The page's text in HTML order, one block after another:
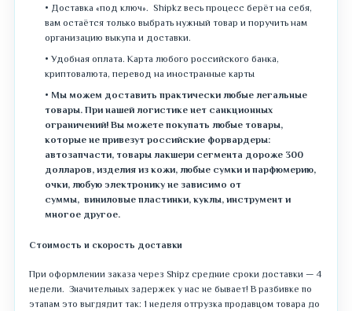
Доставка «под ключ». Shipkz весь процесс берёт на себя,
вам остаётся только выбрать нужный товар и поручить нам
организацию выкупа и доставки.
Удобная оплата. Карта любого российского банка,
криптовалюта, перевод на иностранные карты
Мы можем доставить практически любые легальные
товары. При нашей логистике нет санкционных
ограничений! Вы можете покупать любые товары,
которые не привезут российские форвардеры:
автозапчасти, товары лакшери сегмента дороже 300
долларов, изделия из кожи, любые сумки и парфюмерию,
очки, любую электронику не зависимо от
суммы, виниловые пластинки, куклы, инструмент и
многое другое.
Стоимость и скорость доставки
При оформлении заказа через Shipz средние сроки доставки — 4
недели. Значительных задержек у нас не бывает! В разбивке по
этапам это выгдядит так: 1 неделя отгрузка продавцом товара до